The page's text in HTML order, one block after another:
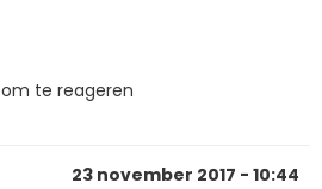
om te reageren
23 november 2017 - 10:44